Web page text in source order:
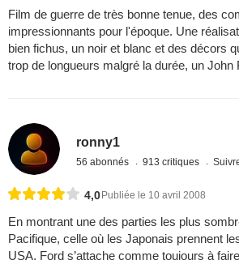
Film de guerre de très bonne tenue, des
impressionnants pour l'époque. Une
bien fichus, un noir et blanc et des décors
trop de longueurs malgré la durée, un John
ronny1
56 abonnés 913 critiques
4,0 Publiée le 10 avril 2008
En montrant une des parties les plus
Pacifique, celle où les Japonais prennent
USA, Ford s’attache comme toujours à